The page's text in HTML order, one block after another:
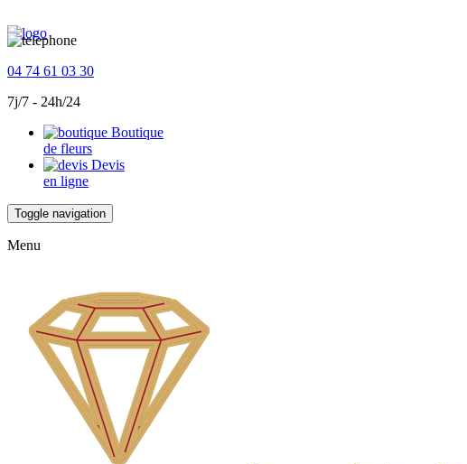
04 74 61 03 30
7j/7 - 24h/24
Boutique
de fleurs
Devis
en ligne
Toggle navigation
Menu